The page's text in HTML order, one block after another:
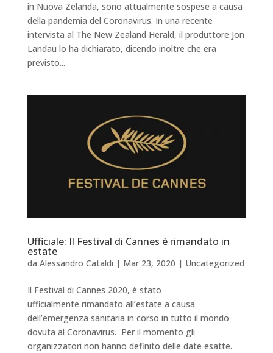
in Nuova Zelanda, sono attualmente sospese a causa
della pandemia del Coronavirus. In una recente
intervista al The New Zealand Herald, il produttore Jon
Landau lo ha dichiarato, dicendo inoltre che era
previsto...
Ufficiale: Il Festival di Cannes è rimandato in
estate
da Alessandro Cataldi | Mar 23, 2020 | Uncategorized
Il Festival di Cannes 2020, è stato
ufficialmente rimandato all’estate a causa
dell’emergenza sanitaria in corso in tutto il mondo
dovuta al Coronavirus. Per il momento gli
organizzatori non hanno definito delle date esatte.